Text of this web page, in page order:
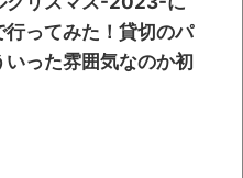
行ってみた！貸切のパ
いった雰囲気なのか初